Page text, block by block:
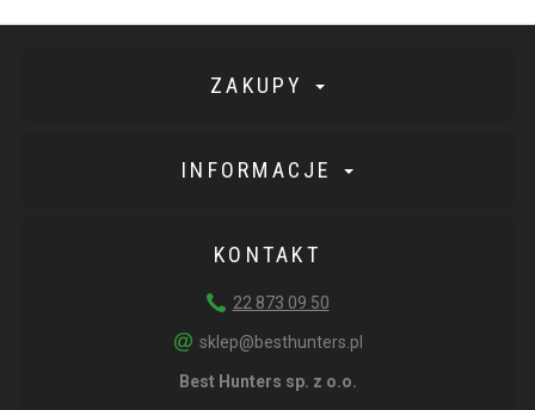
ZAKUPY
INFORMACJE
KONTAKT
22 873 09 50
sklep@besthunters.pl
Best Hunters sp. z o.o.